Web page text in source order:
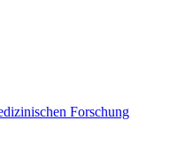
Forschung